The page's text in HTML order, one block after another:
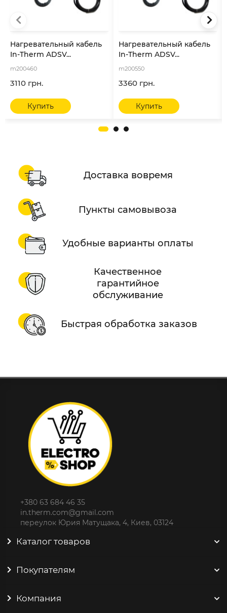
Нагревательный кабель
In-Therm ADSV...
m200460
3110 грн.
Купить
Нагревательный кабель
In-Therm ADSV...
m200550
3360 грн.
Купить
Доставка вовремя
Пункты самовывоза
Удобные варианты оплаты
Качественное
гарантийное
обслуживание
Быстрая обработка заказов
+380 63 684 46 35
in.therm.com@gmail.com
переулок Юрия Матущака, 4, Киев, 03124
Каталог товаров
Покупателям
Компания